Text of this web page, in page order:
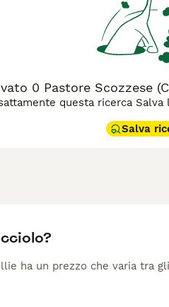
ideale per te, leggi la guida
0 Pastore Scozzese
questa ricerca
Salva
ha un prezzo che varia tra